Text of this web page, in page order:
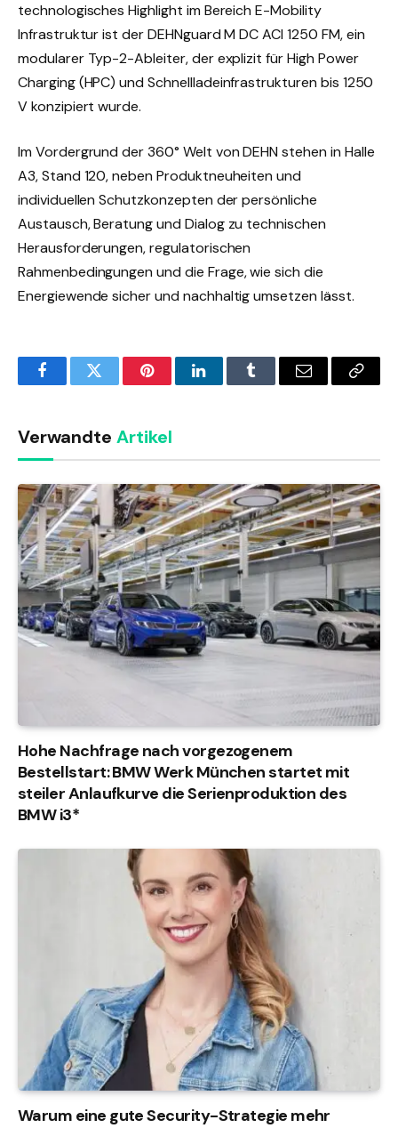
technologisches Highlight im Bereich E-Mobility
Infrastruktur ist der DEHNguard M DC ACI 1250 FM, ein
modularer Typ-2-Ableiter, der explizit für High Power
Charging (HPC) und Schnellladeinfrastrukturen bis 1250
V konzipiert wurde.
Im Vordergrund der 360° Welt von DEHN stehen in Halle
A3, Stand 120, neben Produktneuheiten und
individuellen Schutzkonzepten der persönliche
Austausch, Beratung und Dialog zu technischen
Herausforderungen, regulatorischen
Rahmenbedingungen und die Frage, wie sich die
Energiewende sicher und nachhaltig umsetzen lässt.
FacebookTwitter PinterestLinkedInTumblr Email
Copy
Verwandte Artikel
Hohe Nachfrage nach vorgezogenem
Bestellstart: BMW Werk München startet mit
steiler Anlaufkurve die Serienproduktion des
BMW i3*
Warum eine gute Security-Strategie mehr